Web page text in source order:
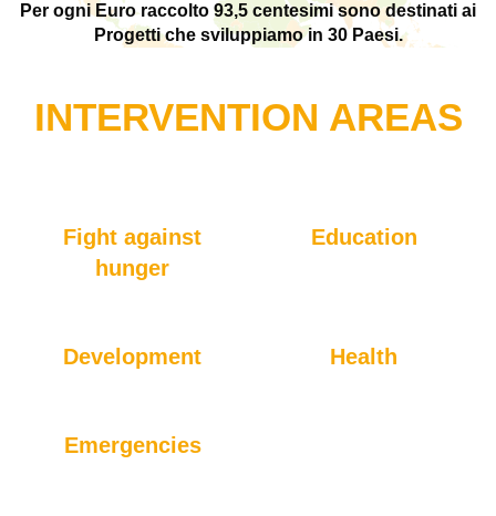
Per ogni Euro raccolto 93,5 centesimi sono destinati ai
Progetti che sviluppiamo in 30 Paesi.
INTERVENTION AREAS
Fight against
hunger
Education
Development Health
Emergencies